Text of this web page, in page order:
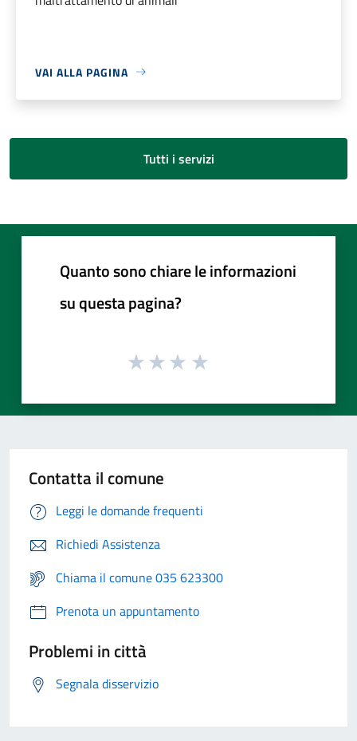
VAI ALLA PAGINA
Tutti i servizi
Quanto sono chiare le informazioni
su questa pagina?
Contatta il comune
Leggi le domande frequenti
Richiedi Assistenza
Chiama il comune 035 623300
Prenota un appuntamento
Problemi in città
Segnala disservizio